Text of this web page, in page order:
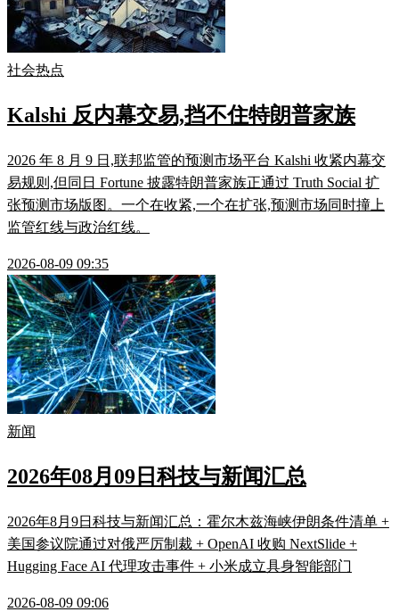
社会热点
Kalshi 反内幕交易,挡不住特朗普家族
2026 年 8 月 9 日,联邦监管的预测市场平台 Kalshi 收紧内幕交
易规则,但同日 Fortune 披露特朗普家族正通过 Truth Social 扩
张预测市场版图。一个在收紧,一个在扩张,预测市场同时撞上
监管红线与政治红线。
2026-08-09 09:35
新闻
2026年08月09日科技与新闻汇总
2026年8月9日科技与新闻汇总：霍尔木兹海峡伊朗条件清单 +
美国参议院通过对俄严厉制裁 + OpenAI 收购 NextSlide +
Hugging Face AI 代理攻击事件 + 小米成立具身智能部门
2026-08-09 09:06